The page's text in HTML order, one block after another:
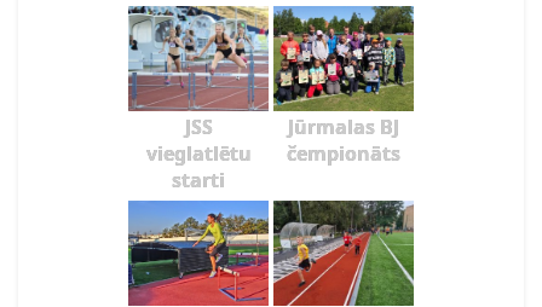
JSS
vieglatlētu
starti
Jūrmalas BJ
čempionāts